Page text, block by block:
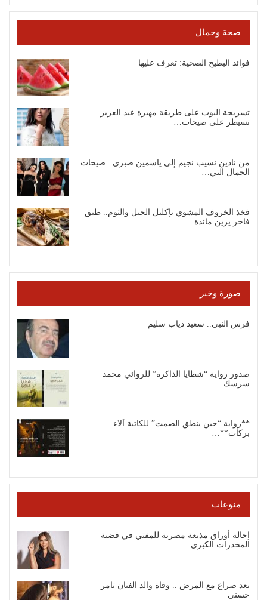
صحة وجمال
فوائد البطيخ الصحية: تعرف عليها
تسريحة البوب على طريقة مهيرة عبد العزيز
تسيطر على صيحات…
من نادين نسيب نجيم إلى ياسمين صبري.. صيحات
الجمال التي…
فخذ الخروف المشوي بإكليل الجبل والثوم.. طبق
فاخر يزين مائدة…
صورة وخبر
فرس النبي.. سعيد ذياب سليم
صدور رواية “شظايا الذاكرة” للروائي محمد
سرسك
**رواية “حين ينطق الصمت” للكاتبة آلاء
بركات**…
منوعات
إحالة أوراق مذيعة مصرية للمفتي في قضية
المخدرات الكبرى
بعد صراع مع المرض .. وفاة والد الفنان تامر
حسني